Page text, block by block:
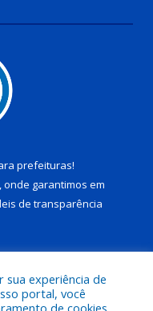
prefeituras!
onde garantimos em
leis de transparência
sua experiência de
portal, você
de cookies.